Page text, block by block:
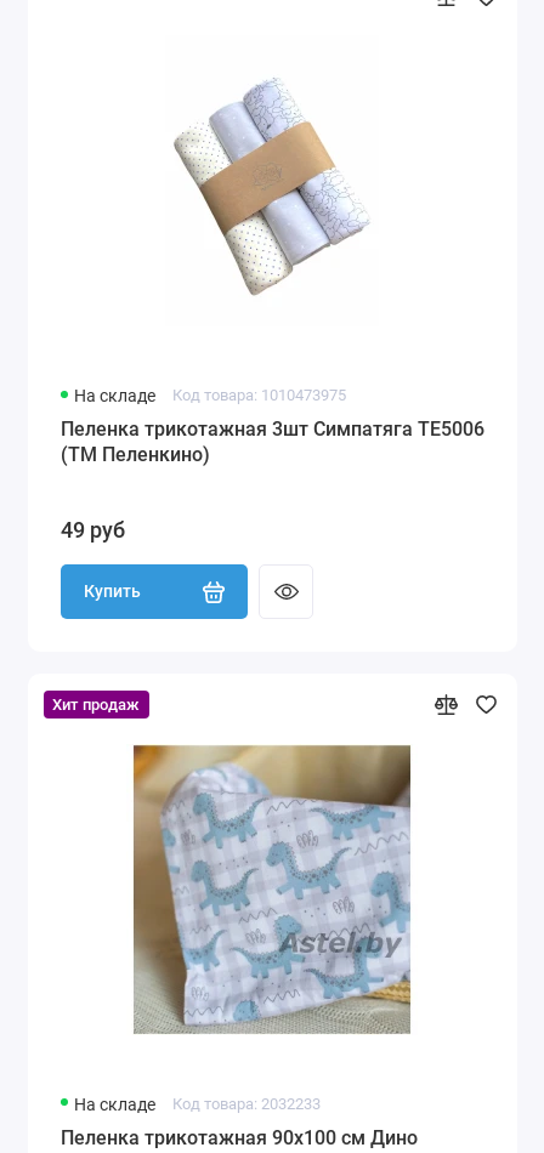
На складе Код товара: 1010473975
Пеленка трикотажная 3шт Симпатяга TE5006
(ТМ Пеленкино)
49 руб
Купить
Хит продаж
На складе Код товара: 2032233
Пеленка трикотажная 90х100 см Дино